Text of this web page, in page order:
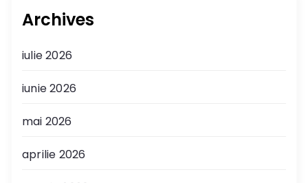
Archives
iulie 2026
iunie 2026
mai 2026
aprilie 2026